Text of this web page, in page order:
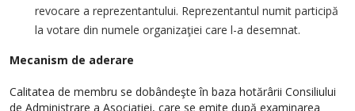
revocare a reprezentantului. Reprezentantul numit participă
la votare din numele organizaţiei care l-a desemnat.
Mecanism de aderare
Calitatea de membru se dobândeşte în baza hotărârii Consiliului
de Administrare a Asociaţiei, care se emite după examinarea